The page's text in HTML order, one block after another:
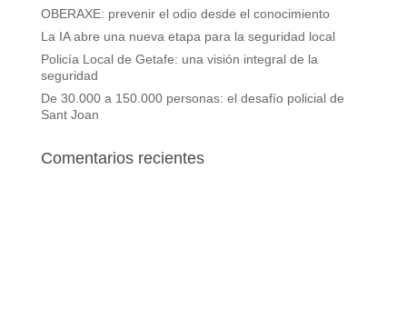
OBERAXE: prevenir el odio desde el conocimiento
La IA abre una nueva etapa para la seguridad local
Policía Local de Getafe: una visión integral de la
seguridad
De 30.000 a 150.000 personas: el desafío policial de
Sant Joan
Comentarios recientes